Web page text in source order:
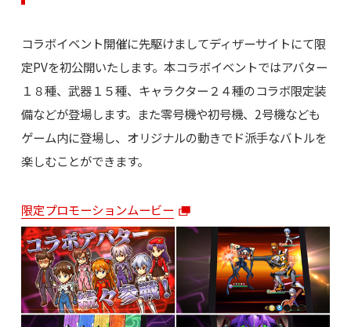
コラボイベント開催に先駆けましてディザーサイトにて限
定PVを初公開いたします。本コラボイベントではアバター
１８種、武器１５種、キャラクター２４種のコラボ限定装
備などが登場します。また零号機や初号機、2号機なども
ゲーム内に登場し、オリジナルの動きでド派手なバトルを
楽しむことができます。
限定プロモーションムービー